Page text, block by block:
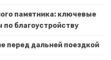
памятника: ключевые
благоустройству
перед дальней поездкой